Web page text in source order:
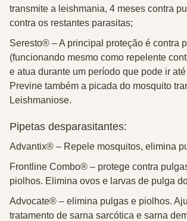
transmite a leishmania, 4 meses contra
contra os restantes parasitas;
Seresto® –A principal proteção é contra
(funcionando mesmo como repelente
e atua durante um período que pode ir
Previne também a picada do mosquito
Leishmaniose.
Pipetas desparasitantes:
Advantix® – Repele mosquitos, elimina
Frontline Combo® – protege contra
piolhos. Elimina ovos e larvas de pulga
Advocate® – elimina pulgas e piolhos.
tratamento de sarna sarcótica e sarna